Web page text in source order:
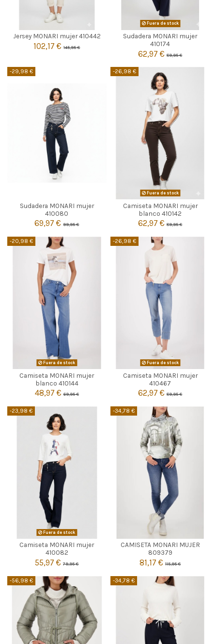
Jersey MONARI mujer 410442
102,17 €145,95 €
BEIGE
40 42
Fuera de stock
Sudadera MONARI mujer
410174
62,97 €89,95 €
 Agotado
-29,98 €
Sudadera MONARI mujer
410080
69,97 €99,95 €
42 44
 Añadir al carrito
-26,98 €
Fuera de stock
Camiseta MONARI mujer
blanco 410142
62,97 €89,95 €
 Agotado
-20,98 €
Fuera de stock
Camiseta MONARI mujer
blanco 410144
48,97 €69,95 €
 Agotado
-26,98 €
Fuera de stock
Camiseta MONARI mujer
410467
62,97 €89,95 €
 Agotado
-23,98 €
Fuera de stock
Camiseta MONARI mujer
410082
55,97 €79,95 €
 Agotado
-34,78 €
CAMISETA MONARI MUJER
809379
81,17 €115,95 €
VERDE MENTA
46

Añadir al carrito
-56,98 €
-34,78 €